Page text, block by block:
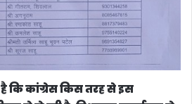
कि कांग्रेस किस तरह से इस